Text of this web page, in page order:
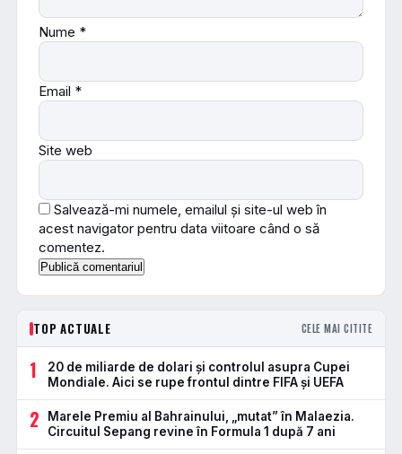
Nume *
Email *
Site web
Salvează-mi numele, emailul și site-ul web în
acest navigator pentru data viitoare când o să
comentez.
TOP ACTUALE CELE MAI CITITE
1
20 de miliarde de dolari și controlul asupra Cupei
Mondiale. Aici se rupe frontul dintre FIFA și UEFA
2
Marele Premiu al Bahrainului, „mutat” în Malaezia.
Circuitul Sepang revine în Formula 1 după 7 ani